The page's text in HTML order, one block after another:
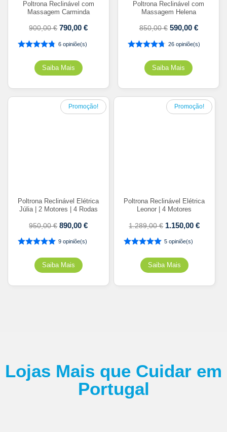
Poltrona Reclinável com
Massagem Carminda
900,00€ 790,00€
6 opiniõe(s)
Poltrona Reclinável com
Massagem Helena
850,00€ 590,00 €
26 opiniõe(s)
Promoção!
Poltrona Reclinável Elétrica
Júlia | 2 Motores | 4 Rodas
950,00€ 890,00€
9 opiniõe(s)
Promoção!
Poltrona Reclinável Elétrica
Leonor | 4 Motores
1.289,00€ 1.150,00€
5 opiniõe(s)
Lojas Mais que Cuidar em
Portugal